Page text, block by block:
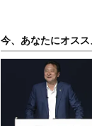
今、あなたにオスス